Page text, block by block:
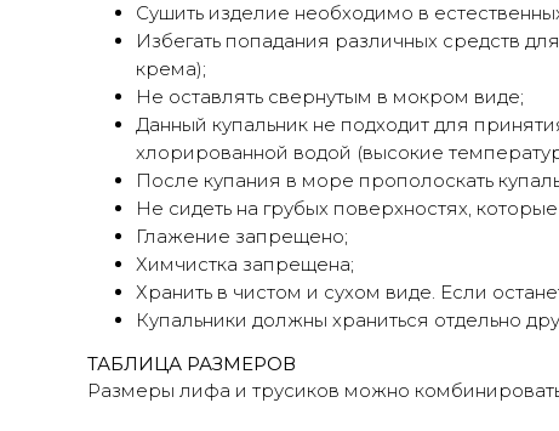
Сушить изделие необходимо в
Избегать попадания различных средств
крема);
Не оставлять свернутым в мокром виде;
Данный купальник не подходит для
хлорированной водой (высокие
После купания в море прополоскать
Не сидеть на грубых поверхностях, которые
Глажение запрещено;
Химчистка запрещена;
Хранить в чистом и сухом виде. Если
Купальники должны храниться отдельно
ТАБЛИЦА РАЗМЕРОВ
Размеры лифа и трусиков можно